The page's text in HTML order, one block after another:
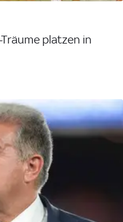
platzen in